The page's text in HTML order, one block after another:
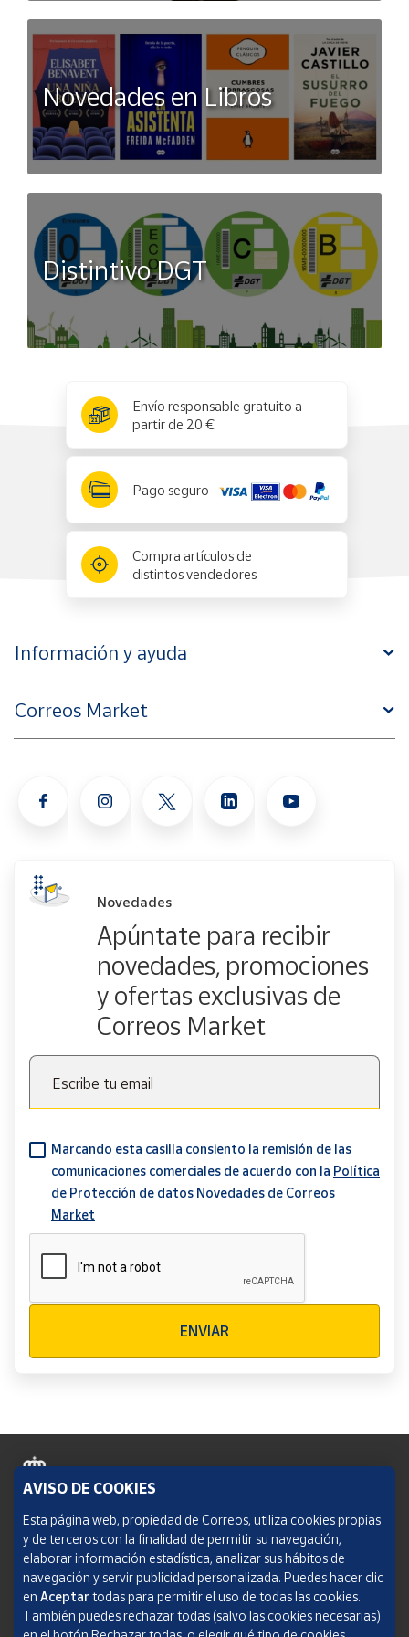
Novedades en Libros
Distintivo DGT
Envío responsable gratuito a
partir de 20 €
Pago seguro
Compra artículos de
distintos vendedores
Información y ayuda
Correos Market
Novedades
Apúntate para recibir
novedades, promociones
y ofertas exclusivas de
Correos Market
Escribe tu email
Marcando esta casilla consiento la remisión de las
comunicaciones comerciales de acuerdo con la Política
de Protección de datos Novedades de Correos
Market
ENVIAR
Política de cookies
Aviso legal
Condiciones del servicio
Política de Privacidad Web
AVISO DE COOKIES
Esta página web, propiedad de Correos, utiliza cookies propias
y de terceros con la finalidad de permitir su navegación,
elaborar información estadística, analizar sus hábitos de
navegación y servir publicidad personalizada. Puedes hacer clic
en Aceptar todas para permitir el uso de todas las cookies.
También puedes rechazar todas (salvo las cookies necesarias)